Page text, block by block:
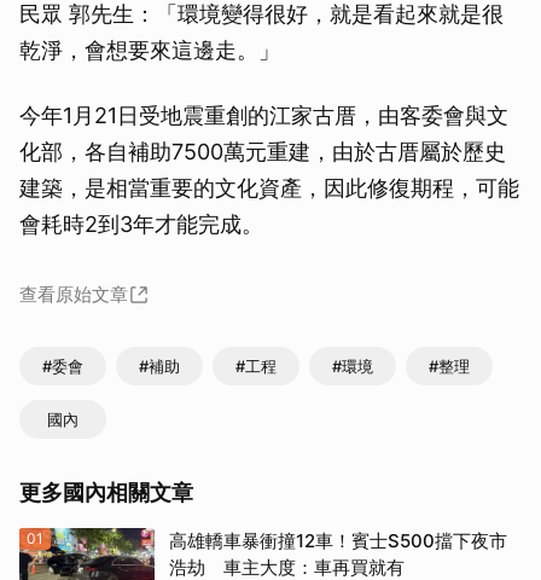
民眾 郭先生：「環境變得很好，就是看起來就是很
乾淨，會想要來這邊走。」
今年1月21日受地震重創的江家古厝，由客委會與文
化部，各自補助7500萬元重建，由於古厝屬於歷史
建築，是相當重要的文化資產，因此修復期程，可能
會耗時2到3年才能完成。
查看原始文章
#委會 #補助 #工程 #環境 #整理
國內
更多國內相關文章
01
高雄轎車暴衝撞12車！賓士S500擋下夜市
浩劫 車主大度：車再買就有